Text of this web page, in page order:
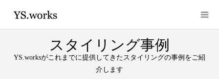
スタイリング事例
YS.worksがこれまでに提供してきたスタイリングの事例をご紹
介します